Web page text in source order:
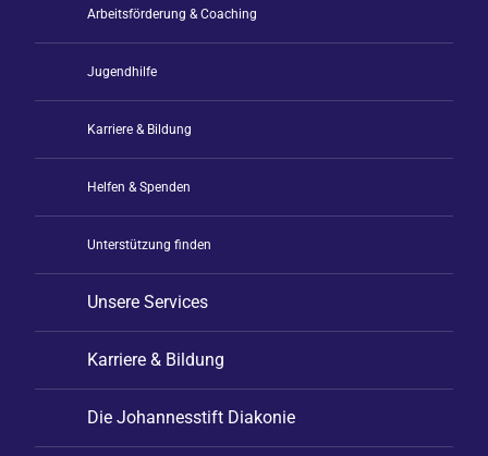
Arbeitsförderung & Coaching
Jugendhilfe
Karriere & Bildung
Helfen & Spenden
Unterstützung finden
Unsere Services
Karriere & Bildung
Die Johannesstift Diakonie